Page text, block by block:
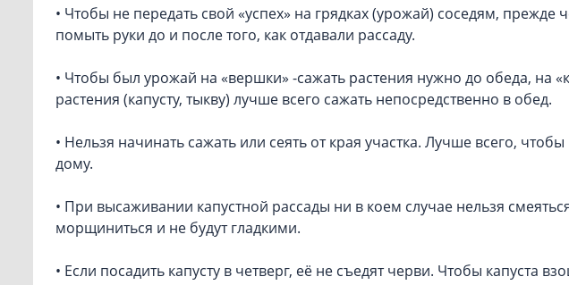
• Чтобы не передать свой «успех» на грядках (урожай) соседям, прежде
помыть руки до и после того, как отдавали рассаду.
• Чтобы был урожай на «вершки» -сажать растения нужно до обеда, на
растения (капусту, тыкву) лучше всего сажать непосредственно в обед.
• Нельзя начинать сажать или сеять от края участка. Лучше всего,
дому.
• При высаживании капустной рассады ни в коем случае нельзя
морщиниться и не будут гладкими.
• Если посадить капусту в четверг, её не съедят черви. Чтобы капуста